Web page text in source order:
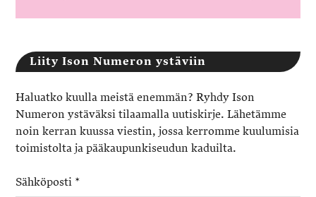
Liity Ison Numeron ystäviin
Haluatko kuulla meistä enemmän? Ryhdy Ison
Numeron ystäväksi tilaamalla uutiskirje. Lähetämme
noin kerran kuussa viestin, jossa kerromme kuulumisia
toimistolta ja pääkaupunkiseudun kaduilta.
Sähköposti *